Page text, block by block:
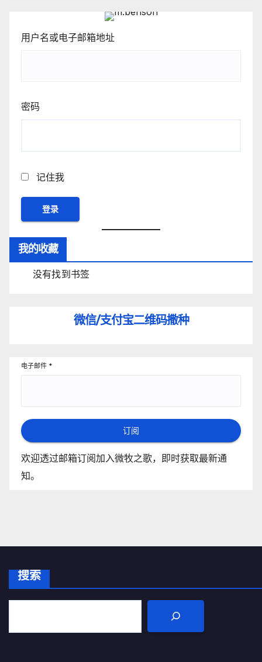
用户名或电子邮箱地址
密码
记住我
我的收藏
没有找到书签
微信/支付宝二维码撒种
电子邮件 *
订阅
欢迎透过邮箱订阅加入微牧之歌，即时获取最新通
知。
搜索